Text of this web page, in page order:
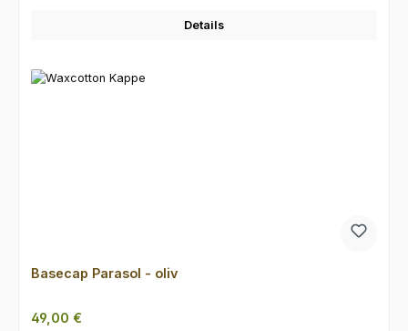
Details
Basecap Parasol - oliv
Regulärer Preis:
49,00 €